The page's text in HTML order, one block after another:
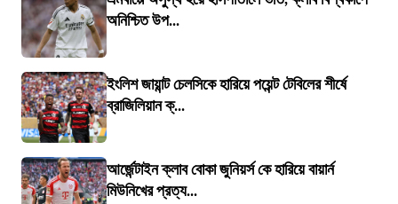
অনিশ্চিত উপ...
ইংলিশ জায়ান্ট চেলসিকে হারিয়ে পয়েন্ট টেবিলের শীর্ষে
ব্রাজিলিয়ান ক্...
আর্জেন্টাইন ক্লাব বোকা জুনিয়র্স কে হারিয়ে বায়ার্ন
মিউনিখের প্রত্য...